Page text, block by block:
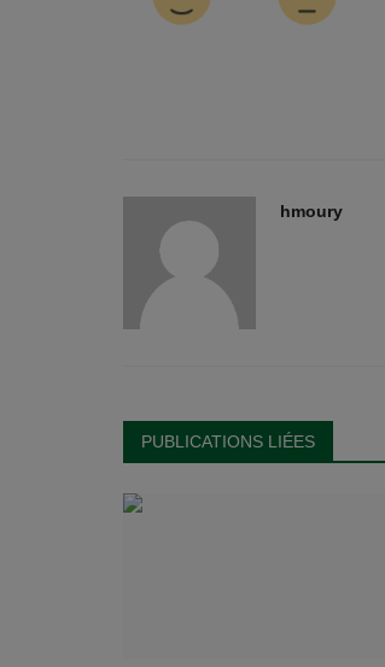
hmoury
PUBLICATIONS LIÉES